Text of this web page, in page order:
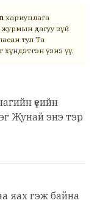
хариуцлага
дагуу зүй
тул Та
үзнэ үү.
үеийн
Жунай энэ тэр
яах гэж байна